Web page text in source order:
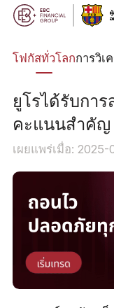
โฟกัสทั่วโลกการวิเ
ยูโรได้รับกา
คะแนนสำคัญ
เผยแพร่เมื่อ: 2025-